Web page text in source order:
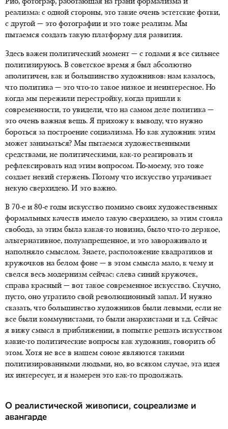
Рио, фотограф, работающая на грани формализма и
реализма: с одной стороны, это такие очень эстетские фотки,
с другой — это фотографии и это тоже реализм. Мы
пытаемся создать такую платформу для развития.
Здесь важен политический момент — с годами я все сильнее
политизируюсь. В советское время я был абсолютно
аполитичен, как и большинство художников: нам казалось,
что политика — это что-то такое низкое и неинтересное. Но
когда мы пережили перестройку, когда пришли к
современности, то увидели, что на самом деле политика —
это очень важная вещь. Я прихожу к выводу, что нужно
бороться за построение социализма. Но как художник этим
может заниматься? Мы пытаемся художественными
средствами, не политическими, как-то реагировать и
рефлексировать над этим вопросом. По-моему, это тоже
создает некий стержень. Потому что искусство утрачивает
некую сверхидею. И это важно.
В 70-е и 80-е годы искусство помимо своих художественных
формальных качеств имело такую сверхидею, за этим стояла
свобода, за этим была какая-то новизна, было что-то дерзкое,
альтернативное, полузапрещенное, и это завораживало и
наполняло смыслом. Знаете, расположение квадратиков и
кружочков на белом фоне — в этом смысла мало, к чему и
свелся весь модернизм сейчас: слева синий кружочек,
справа красный — вот такое современное искусство. Скучно,
пусто, оно утратило свой революционный запал. И нужно
сказать, что большинство художников были левыми, если не
все были коммунистами, то были анархистами и т.д. Сейчас
я вижу смысл в приближении, в попытке решать искусством
какие-то политические вопросы как художник, говорить об
этом. Хотя не все в нашем союзе являются такими
политизированными людьми, но, во всяком случае, эта идея
их интересует, и я намерен это как-то продолжать.
О реалистической живописи, соцреализме и
авангарде